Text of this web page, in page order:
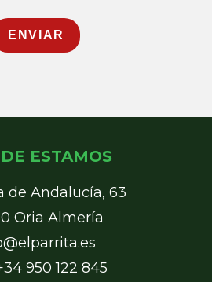
ENVIAR
ESTAMOS
de Andalucía, 63
Oria Almería
950 122 845